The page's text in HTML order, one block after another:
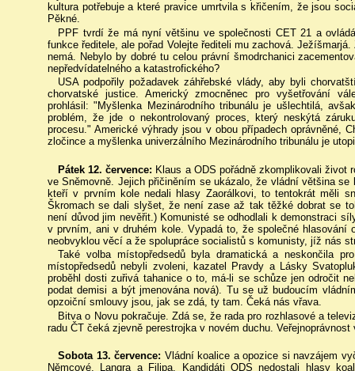
kultura potřebuje a které pravice umrtvila s křičením, že jsou
Pěkné.
PPF tvrdí že má nyní většinu ve společnosti CET 21 a
funkce ředitele, ale pořad Volejte řediteli mu zachová.
nemá. Nebylo by dobré tu celou právní šmodrchanici
nepředvídatelného a katastrofického?
USA podpořily požadavek záhřebské vlády, aby byli
chorvatské justice. Americký zmocněnec pro vyšetřování
prohlásil: "Myšlenka Mezinárodního tribunálu je ušlechtilá,
problém, že jde o nekontrolovaný proces, který neskýtá
procesu." Americké výhrady jsou v obou případech oprávněné,
zločince a myšlenka univerzálního Mezinárodního tribunálu je
Pátek 12. července: Klaus a ODS pořádně zkomplikovali
ve Sněmovně. Jejich přičiněním se ukázalo, že vládní většina
kteří v prvním kole nedali hlasy Zaorálkovi, to tentokrát měli
Škromach se dali slyšet, že není zase až tak těžké dobrat se
není důvod jim nevěřit.) Komunisté se odhodlali k demonstraci
v prvním, ani v druhém kole. Vypadá to, že společné
neobvyklou věcí a že spolupráce socialistů s komunisty, jíž nás
Také volba místopředsedů byla dramatická a neskončila
místopředsedů nebyli zvoleni, kazatel Pravdy a Lásky
proběhl dosti zuřivá tahanice o to, má-li se schůze jen odročit
podat demisi a být jmenována nová). Tu se už budoucím
opzoiční smlouvy jsou, jak se zdá, ty tam. Čeká nás vřava.
Bitva o Novu pokračuje. Zdá se, že rada pro rozhlasové a
radu ČT čeká zjevně perestrojka v novém duchu.
Sobota 13. července: Vládní koalice a opozice si navzájem
Němcové, Langra a Filipa. Kandidáti ODS nedostali hlasy